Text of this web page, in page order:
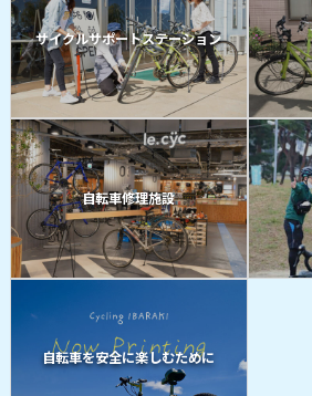
サイクルサポートステーション
自転車修理施設
自転車を安全に楽しむために